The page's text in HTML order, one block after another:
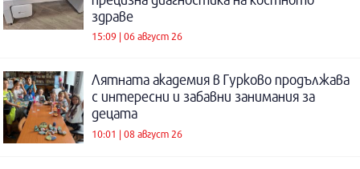
здраве
15:09 | 06 август 26
Лятната академия в Гурково продължава
с интересни и забавни занимания за
децата
10:01 | 08 август 26